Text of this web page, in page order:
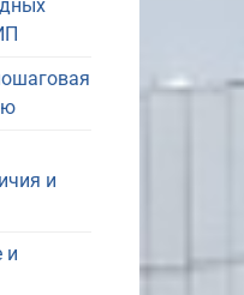
и
и